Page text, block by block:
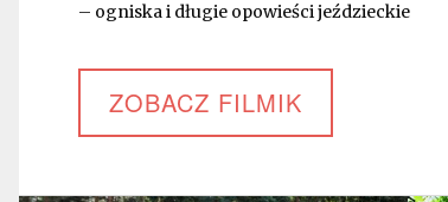
– ogniska i długie opowieści jeździeckie
ZOBACZ FILMIK